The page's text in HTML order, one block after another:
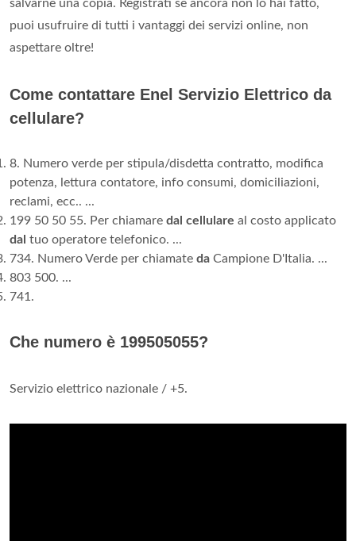
salvarne una copia. Registrati se ancora non lo hai fatto,
puoi usufruire di tutti i vantaggi dei servizi online, non
aspettare oltre!
Come contattare Enel Servizio Elettrico da
cellulare?
8. Numero verde per stipula/disdetta contratto, modifica
potenza, lettura contatore, info consumi, domiciliazioni,
reclami, ecc.. ...
199 50 50 55. Per chiamare dal cellulare al costo applicato
dal tuo operatore telefonico. ...
734. Numero Verde per chiamate da Campione D'Italia. ...
803 500. ...
741.
Che numero è 199505055?
Servizio elettrico nazionale / +5.